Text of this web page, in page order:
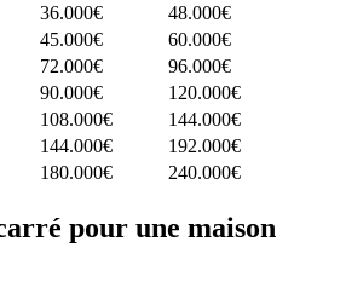
36.000€
48.000€
45.000€
60.000€
72.000€
96.000€
90.000€
120.000€
108.000€
144.000€
144.000€
192.000€
180.000€ 240.000€
pour une maison